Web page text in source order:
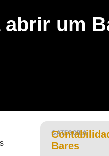
abrir um
CATEGORIA
Bares